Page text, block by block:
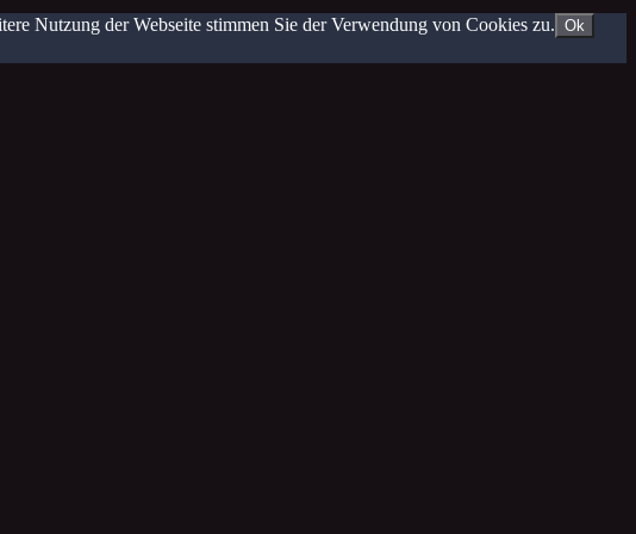
Nutzung der Webseite stimmen Sie der Verwendung von Cookies zu. Ok